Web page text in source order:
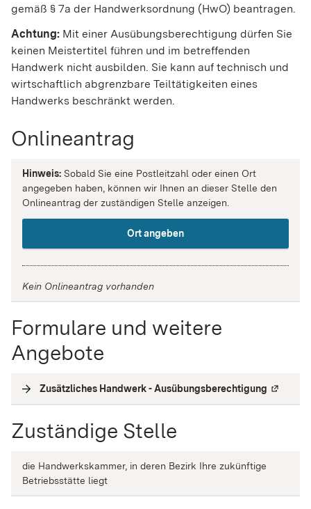
gemäß § 7a der Handwerksordnung (HwO) beantragen.
Achtung: Mit einer Ausübungsberechtigung dürfen Sie
keinen Meistertitel führen und im betreffenden
Handwerk nicht ausbilden. Sie kann auf technisch und
wirtschaftlich abgrenzbare Teiltätigkeiten eines
Handwerks beschränkt werden.
Onlineantrag
Hinweis: Sobald Sie eine Postleitzahl oder einen Ort
angegeben haben, können wir Ihnen an dieser Stelle den
Onlineantrag der zuständigen Stelle anzeigen.
Ort angeben
Kein Onlineantrag vorhanden
Formulare und weitere
Angebote
Zusätzliches Handwerk - Ausübungsberechtigung Externe
Zuständige Stelle
die Handwerkskammer, in deren Bezirk Ihre zukünftige
Betriebsstätte liegt